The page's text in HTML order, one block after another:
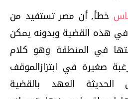
خطأ‏,‏ أن مصر تستفيد من
في هذه القضية‏‏ وبدونه يمكن
في المنطقة‏‏ وهو كلام
صغيرة في ابتزازالموقف
العهد بالقضية